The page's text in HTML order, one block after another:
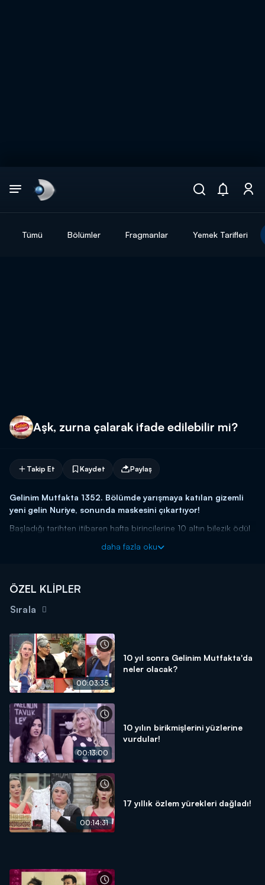
Tümü Bölümler Fragmanlar Yemek Tarifleri
Aşk, zurna çalarak ifade edilebilir mi?
Takip Et Kaydet Paylaş
Gelinim Mutfakta 1352. Bölümde yarışmaya katılan gizemli
yeni gelin Nuriye, sonunda maskesini çıkartıyor!
Başladığı tarihten itibaren hafta birincilerine 10 altın bilezik ödül
kendisine güvenen gelin ve kaynana adaylarını arıyor! Siz de
BAŞVURULARINIZ İÇİN WHATSAPP HATTI:
BAŞVURULARINIZ İÇİN WEB
formu
Gelinim Mutfakta, yeni bölümleriyle hafta içi her gün
saat 13.00'da Kanal D'de!
daha fazla oku
ÖZEL KLİPLER
Sırala
00:03:35
10 yıl sonra Gelinim Mutfakta'da
neler olacak?
00:13:00
10 yılın birikmişlerini yüzlerine
vurdular!
00:14:31
17 yıllık özlem yürekleri dağladı!